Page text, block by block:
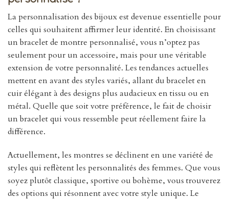
La personnalisation des bijoux est devenue essentielle pour
celles qui souhaitent affirmer leur identité. En choisissant
un bracelet de montre personnalisé, vous n’optez pas
seulement pour un accessoire, mais pour une véritable
extension de votre personnalité. Les tendances actuelles
mettent en avant des styles variés, allant du bracelet en
cuir élégant à des designs plus audacieux en tissu ou en
métal. Quelle que soit votre préférence, le fait de choisir
un bracelet qui vous ressemble peut réellement faire la
différence.
Actuellement, les montres se déclinent en une variété de
styles qui reflètent les personnalités des femmes. Que vous
soyez plutôt classique, sportive ou bohème, vous trouverez
des options qui résonnent avec votre style unique. Le